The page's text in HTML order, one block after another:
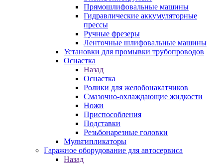
Прямошлифовальные машины
Гидравлические аккумуляторные
прессы
Ручные фрезеры
Ленточные шлифовальные машины
Установки для промывки трубопроводов
Оснастка
Назад
Оснастка
Ролики для желобонакатчиков
Смазочно-охлаждающие жидкости
Ножи
Приспособления
Подставки
Резьбонарезные головки
Мультипликаторы
Гаражное оборудование для автосервиса
Назад